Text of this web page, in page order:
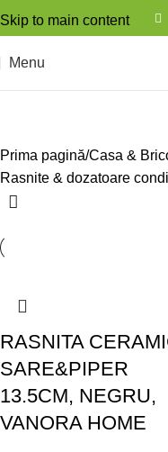
Skip to main content
Menu
Prima pagină Casa &
Rasnite & dozatoare
RASNITA
SARE&PIPER
13.5CM, NEGRU,
VANORA HOME